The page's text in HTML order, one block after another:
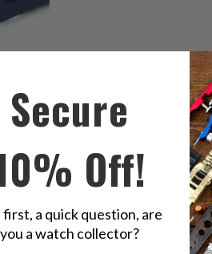
Secure
Off!
first, a quick question, are
you a watch collector?